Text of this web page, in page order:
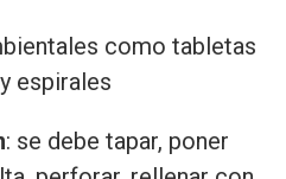
como tabletas
espirales
: se debe tapar, poner